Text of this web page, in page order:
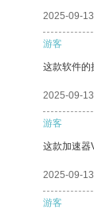
2025-09-13
游客
这款软件的
2025-09-13
游客
这款加速器
2025-09-13
游客